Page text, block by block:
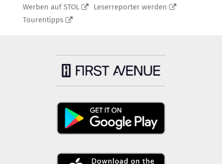
Werben auf STOL
Leserreporter werden
Tourentipps